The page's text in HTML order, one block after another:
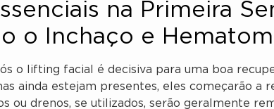
na Primeira
o Inchaço e
o lifting facial é decisiva para uma boa
ainda estejam presentes, eles começarão a
ou drenos, se utilizados, serão geralmente